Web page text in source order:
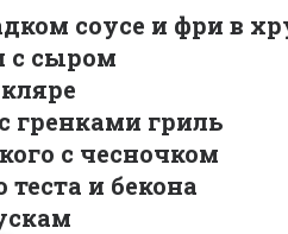
соусе и фри в
с сыром
гренками гриль
с чесночком
и бекона